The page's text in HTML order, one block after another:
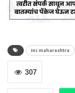
Inc maharashtra
307